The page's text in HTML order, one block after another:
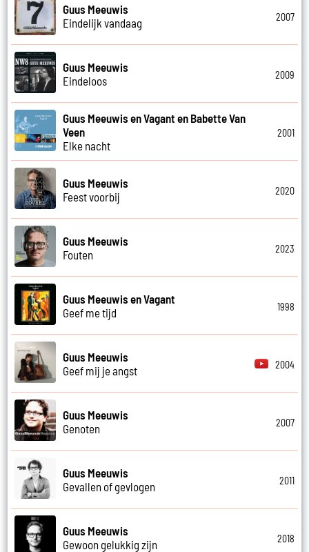
Guus Meeuwis
Eindelijk vandaag
2007
Guus Meeuwis
Eindeloos
2009
Guus Meeuwis en Vagant en Babette Van
Veen
Elke nacht
2001
Guus Meeuwis
Feest voorbij
2020
Guus Meeuwis
Fouten
2023
Guus Meeuwis en Vagant
Geef me tijd
1998
Guus Meeuwis
Geef mij je angst
2004
Guus Meeuwis
Genoten
2007
Guus Meeuwis
Gevallen of gevlogen
2011
Guus Meeuwis
Gewoon gelukkig zijn
2018